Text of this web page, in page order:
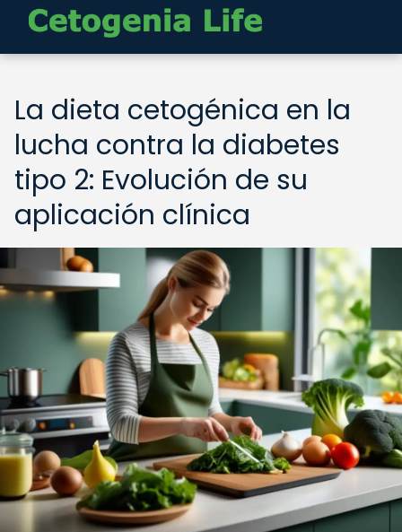
La dieta cetogénica en la
lucha contra la diabetes
tipo 2: Evolución de su
aplicación clínica